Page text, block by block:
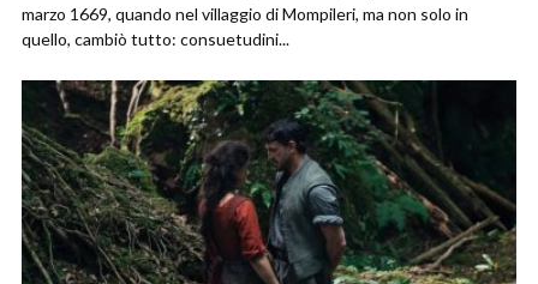
marzo 1669, quando nel villaggio di Mompileri, ma non solo in
quello, cambiò tutto: consuetudini...